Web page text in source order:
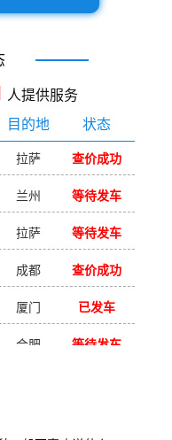
人提供服务
目的地 状态
拉萨 查价成功
兰州 等待发车
拉萨 等待发车
成都 查价成功
厦门 已发车
合肥 等待发车